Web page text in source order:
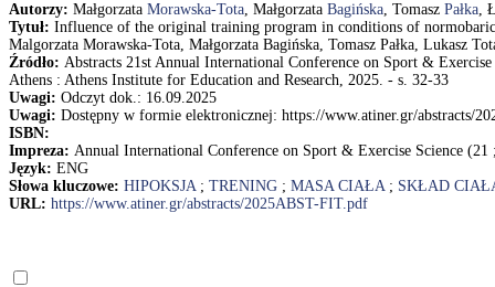
Autorzy: Małgorzata Morawska-Tota, Małgorzata Bagińska, Tomasz Pałka,
Tytuł: Influence of the original training program in conditions of
Malgorzata Morawska-Tota, Małgorzata Bagińska, Tomasz Pałka, Lukasz
Źródło: Abstracts 21st Annual International Conference on Sport &
Athens : Athens Institute for Education and Research, 2025. - s. 32-33
Uwagi: Odczyt dok.: 16.09.2025
Uwagi: Dostępny w formie elektronicznej: https://www.atiner.gr/abstracts/
ISBN:
Impreza: Annual International Conference on Sport & Exercise Science (21
Język: ENG
Słowa kluczowe: HIPOKSJA; TRENING ; MASA CIAŁA; SKŁAD
URL: https://www.atiner.gr/abstracts/2025ABST-FIT.pdf